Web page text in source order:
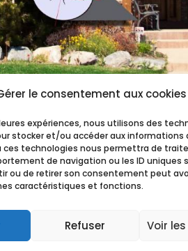
le consentement aux cookies
expériences, nous utilisons des
stocker et/ou accéder aux informations
ces technologies nous permettra de
de navigation ou les ID uniques
ou de retirer son consentement peut
caractéristiques et fonctions.
Refuser Voir
désinsectisation, désinfection à